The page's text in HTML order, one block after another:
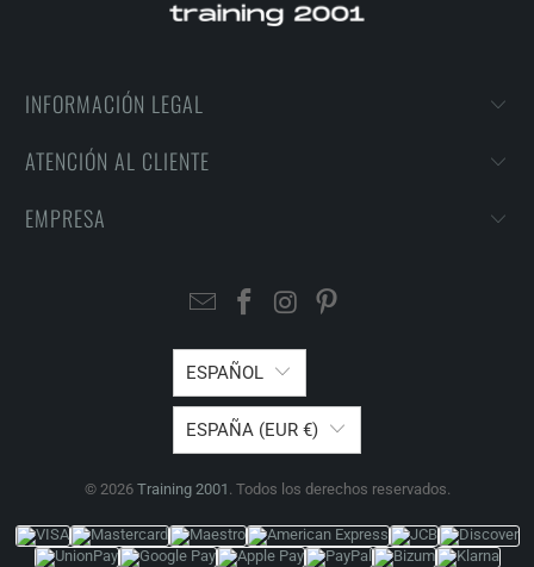
INFORMACIÓN LEGAL
ATENCIÓN AL CLIENTE
EMPRESA
ESPAÑOL
ESPAÑA (EUR €)
© 2026 Training 2001 . Todos los derechos reservados.